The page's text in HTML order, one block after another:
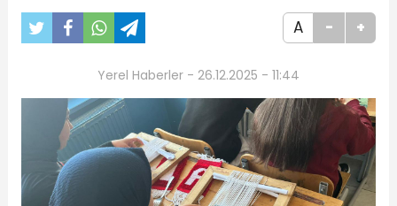
A - +
Yerel Haberler - 26.12.2025 - 11:44